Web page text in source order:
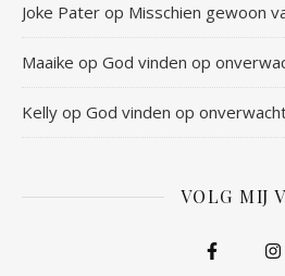
Joke Pater op Misschien gewoon
Maaike op God vinden op
Kelly op God vinden op
VOLG MIJ